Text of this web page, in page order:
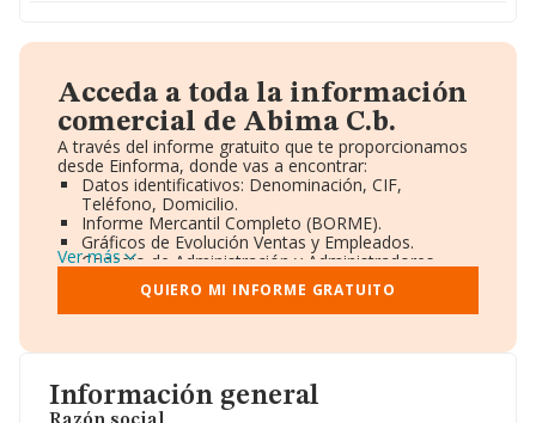
Información general
Acceda a toda la información
comercial de Abima C.b.
A través del informe gratuito que te proporcionamos
desde Einforma, donde vas a encontrar:
Datos identificativos: Denominación, CIF,
Teléfono, Domicilio.
Informe Mercantil Completo (BORME).
Gráficos de Evolución Ventas y Empleados.
Consejo de Administración y Administradores.
Directivos y Ejecutivos.
Accionistas.
Participaciones y Vinculaciones en otras empresas.
Información oficial y registral complementaria.
Ver más
QUIERO MI INFORME GRATUITO